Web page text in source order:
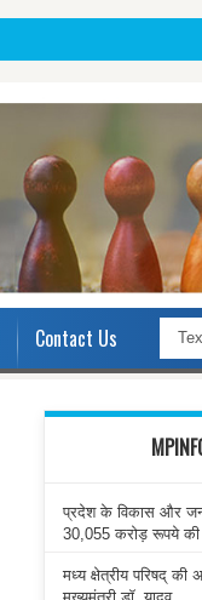
Contact Us
प्रदेश के विकास और
30,055 करोड़ रूपये की
मध्य क्षेत्रीय परिषद्